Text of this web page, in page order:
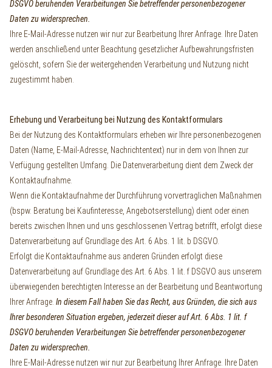
DSGVO beruhenden Verarbeitungen Sie betreffender personenbezogener
Daten zu widersprechen.
Ihre E-Mail-Adresse nutzen wir nur zur Bearbeitung Ihrer Anfrage. Ihre Daten
werden anschließend unter Beachtung gesetzlicher Aufbewahrungsfristen
gelöscht, sofern Sie der weitergehenden Verarbeitung und Nutzung nicht
zugestimmt haben.
Erhebung und Verarbeitung bei Nutzung des Kontaktformulars
Bei der Nutzung des Kontaktformulars erheben wir Ihre personenbezogenen
Daten (Name, E-Mail-Adresse, Nachrichtentext) nur in dem von Ihnen zur
Verfügung gestellten Umfang. Die Datenverarbeitung dient dem Zweck der
Kontaktaufnahme.
Wenn die Kontaktaufnahme der Durchführung vorvertraglichen Maßnahmen
(bspw. Beratung bei Kaufinteresse, Angebotserstellung) dient oder einen
bereits zwischen Ihnen und uns geschlossenen Vertrag betrifft, erfolgt diese
Datenverarbeitung auf Grundlage des Art. 6 Abs. 1 lit. b DSGVO.
Erfolgt die Kontaktaufnahme aus anderen Gründen erfolgt diese
Datenverarbeitung auf Grundlage des Art. 6 Abs. 1 lit. f DSGVO aus unserem
überwiegenden berechtigten Interesse an der Bearbeitung und Beantwortung
Ihrer Anfrage. In diesem Fall haben Sie das Recht, aus Gründen, die sich aus
Ihrer besonderen Situation ergeben, jederzeit dieser auf Art. 6 Abs. 1 lit. f
DSGVO beruhenden Verarbeitungen Sie betreffender personenbezogener
Daten zu widersprechen.
Ihre E-Mail-Adresse nutzen wir nur zur Bearbeitung Ihrer Anfrage. Ihre Daten